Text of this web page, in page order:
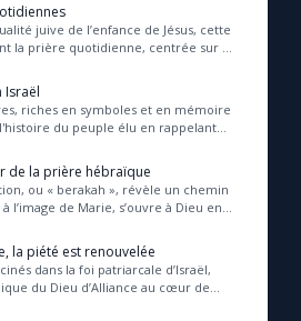
juive de l’enfance de Jésus, cette
la prière quotidienne, centrée sur la
Israël
riches en symboles et en mémoire
du peuple élu en rappelant
de la prière hébraïque
ou « berakah », révèle un chemin
l’image de Marie, s’ouvre à Dieu en
la piété est renouvelée
dans la foi patriarcale d’Israël,
du Dieu d’Alliance au cœur de